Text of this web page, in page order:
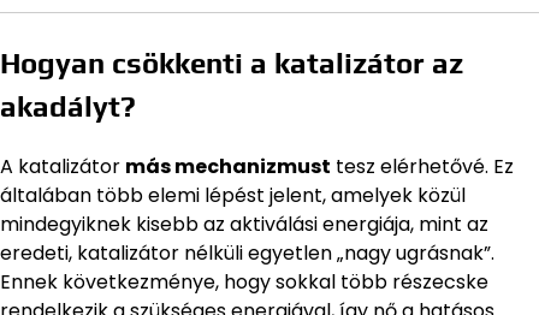
Hogyan csökkenti a katalizátor az
akadályt?
A katalizátor más mechanizmust tesz elérhetővé. Ez
általában több elemi lépést jelent, amelyek közül
mindegyiknek kisebb az aktiválási energiája, mint az
eredeti, katalizátor nélküli egyetlen „nagy ugrásnak”.
Ennek következménye, hogy sokkal több részecske